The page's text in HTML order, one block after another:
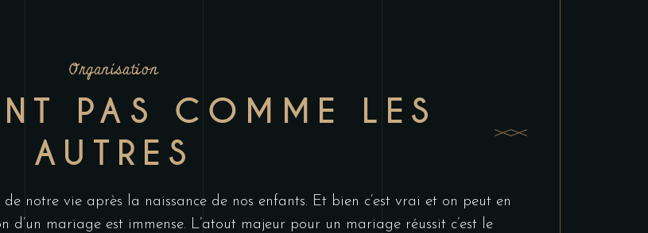
Organisation
PAS COMME LES
AUTRES
notre vie après la naissance de nos enfants. Et bien c’est vrai et on peut en
d’un mariage est immense. L’atout majeur pour un mariage réussit c’est le